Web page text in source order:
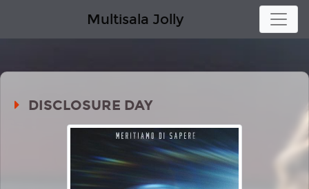
Multisala Jolly
DISCLOSURE DAY